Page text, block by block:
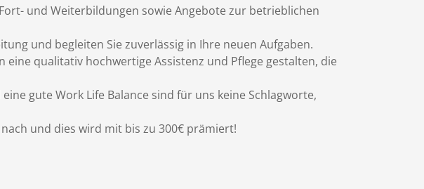
und Weiterbildungen sowie Angebote zur betrieblichen
und begleiten Sie zuverlässig in Ihre neuen Aufgaben.
qualitativ hochwertige Assistenz und Pflege gestalten, die
gute Work Life Balance sind für uns keine Schlagworte,
und dies wird mit bis zu 300€ prämiert!